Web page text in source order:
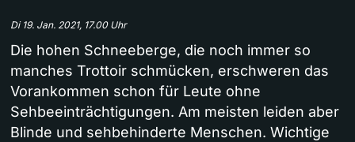
Di 19. Jan. 2021, 17.00 Uhr
Die hohen Schneeberge, die noch immer so
manches Trottoir schmücken, erschweren das
Vorankommen schon für Leute ohne
Sehbeeinträchtigungen. Am meisten leiden aber
Blinde und sehbehinderte Menschen. Wichtige